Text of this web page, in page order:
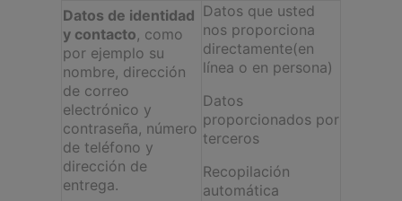
Datos de identidad
y contacto, como
por ejemplo su
nombre, dirección
de correo
electrónico y
contraseña, número
de teléfono y
dirección de
entrega.
Datos que usted
nos proporciona
directamente(en
línea o en persona)
Datos
proporcionados por
terceros
Recopilación
automática